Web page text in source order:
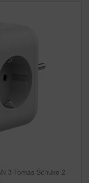
3 Tomas Schuko 2